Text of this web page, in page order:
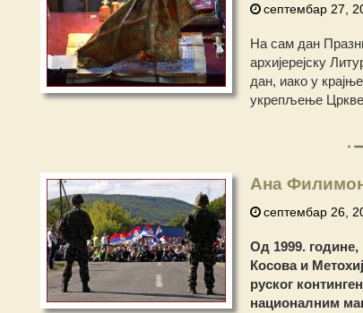
септембар 27,
На сам дан
архијерејску
дан, иако у
укрепљење Цркве,
Ана
септембар 26,
Oд 1999.
Косова и
руског
националним